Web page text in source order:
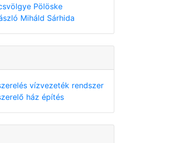
Pölöske
Miháld Sárhida
vízvezeték rendszer
ház építés